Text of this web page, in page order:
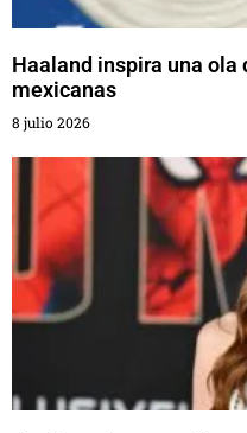
Haaland inspira una
mexicanas
8 julio 2026